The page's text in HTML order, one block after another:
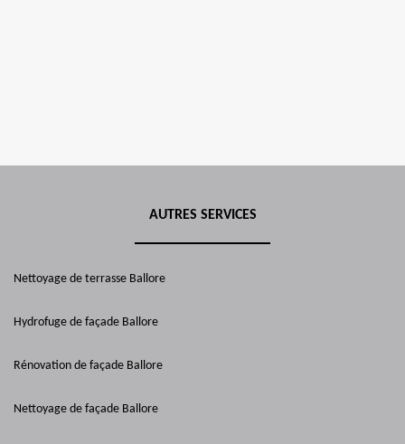
AUTRES SERVICES
Nettoyage de terrasse Ballore
Hydrofuge de façade Ballore
Rénovation de façade Ballore
Nettoyage de façade Ballore